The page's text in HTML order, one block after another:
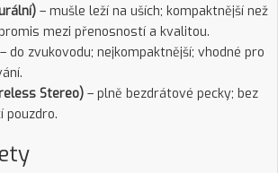
– mušle leží na uších; kompaktnější než
mezi přenosností a kvalitou.
– do zvukovodu; nejkompaktnější; vhodné pro
Stereo) – plně bezdrátové pecky; bez
pouzdro.